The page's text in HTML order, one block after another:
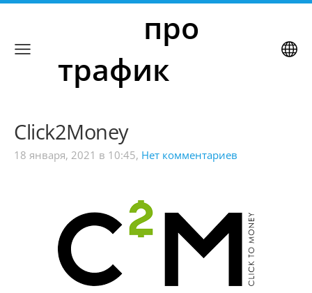
трафик
Click2Money
18 января, 2021 в 10:45, Нет комментариев